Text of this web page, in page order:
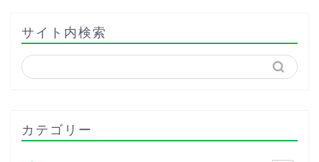
サイト内検索
カテゴリー